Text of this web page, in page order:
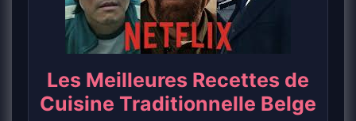
Les Meilleures Recettes de
Cuisine Traditionnelle Belge